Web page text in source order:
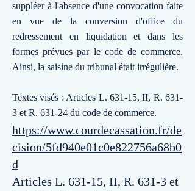
suppléer à l'absence d'une convocation faite
en vue de la conversion d'office du
redressement en liquidation et dans les
formes prévues par le code de commerce.
Ainsi, la saisine du tribunal était irrégulière.
Textes visés : Articles L. 631-15, II, R. 631-
3 et R. 631-24 du code de commerce.
https://www.courdecassation.fr/de
cision/5fd940e01c0e822756a68b0
d
Articles L. 631-15, II, R. 631-3 et